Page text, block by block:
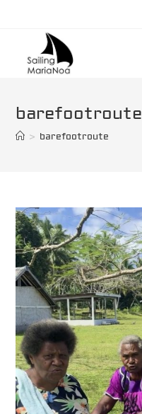
barefootroute
> barefootroute